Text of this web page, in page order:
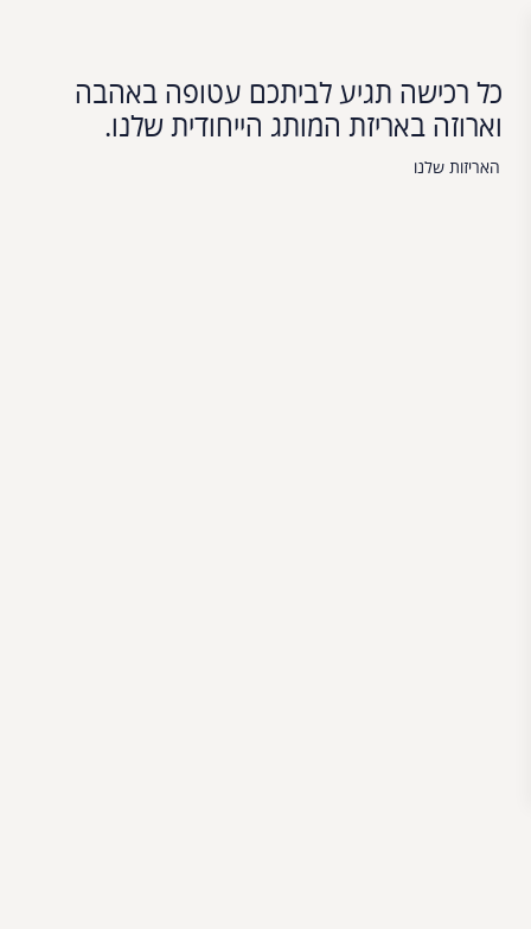
כל רכישה תגיע לביתכם עטופה באהבה
וארוזה באריזת המותג הייחודית שלנו.
האריזות שלנו